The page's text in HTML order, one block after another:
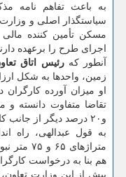
به باعث تفاهم نامه
سیاستگذار اصلی و وزارت
مسکن تأمین کننده
اجرای طرح را برعهده
آنطور کهرئیس اتاق
زمین، واحدها به شکل
او میزان آورده
و۲۰ درصد دیگر از جانب کارگران تأمین می شود."
به قول عبدالهی، راه
متراژهای
هم بنا به درخواست
پیش از این وزارت